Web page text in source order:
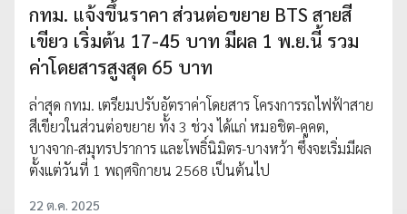
กทม. แจ้งขึ้นราคา ส่วนต่อขยาย BTS สายสี
เขียว เริ่มต้น 17-45 บาท มีผล 1 พ.ย.นี้ รวม
ค่าโดยสารสูงสุด 65 บาท
ล่าสุด กทม. เตรียมปรับอัตราค่าโดยสาร โครงการรถไฟฟ้าสาย
สีเขียวในส่วนต่อขยาย ทั้ง 3 ช่วง ได้แก่ หมอชิต-คูคต,
บางจาก-สมุทรปราการ และโพธิ์นิมิตร-บางหว้า ซึ่งจะเริ่มมีผล
ตั้งแต่วันที่ 1 พฤศจิกายน 2568 เป็นต้นไป
22 ต.ค. 2025